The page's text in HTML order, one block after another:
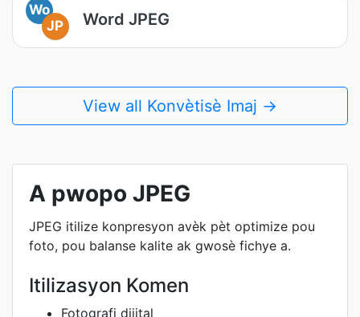
Wo
JP
Word JPEG
View all Konvètisè Imaj →
A pwopo JPEG
JPEG itilize konpresyon avèk pèt optimize pou
foto, pou balanse kalite ak gwosè fichye a.
Itilizasyon Komen
Fotografi dijital